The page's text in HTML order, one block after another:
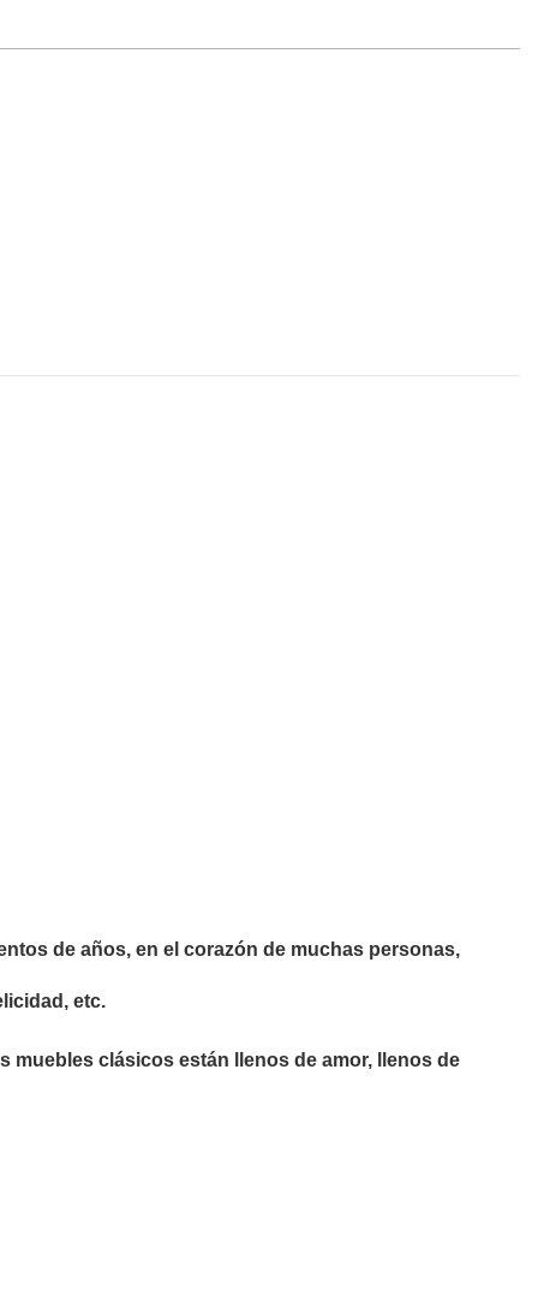
de años, en el corazón de muchas personas,
etc.
muebles clásicos están llenos de amor, llenos de